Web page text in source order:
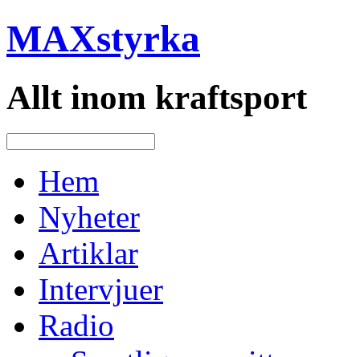
MAXstyrka
Allt inom kraftsport
Hem
Nyheter
Artiklar
Intervjuer
Radio